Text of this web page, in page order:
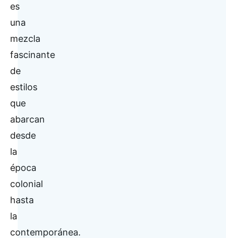
es
una
mezcla
fascinante
de
estilos
que
abarcan
desde
la
época
colonial
hasta
la
contemporánea.